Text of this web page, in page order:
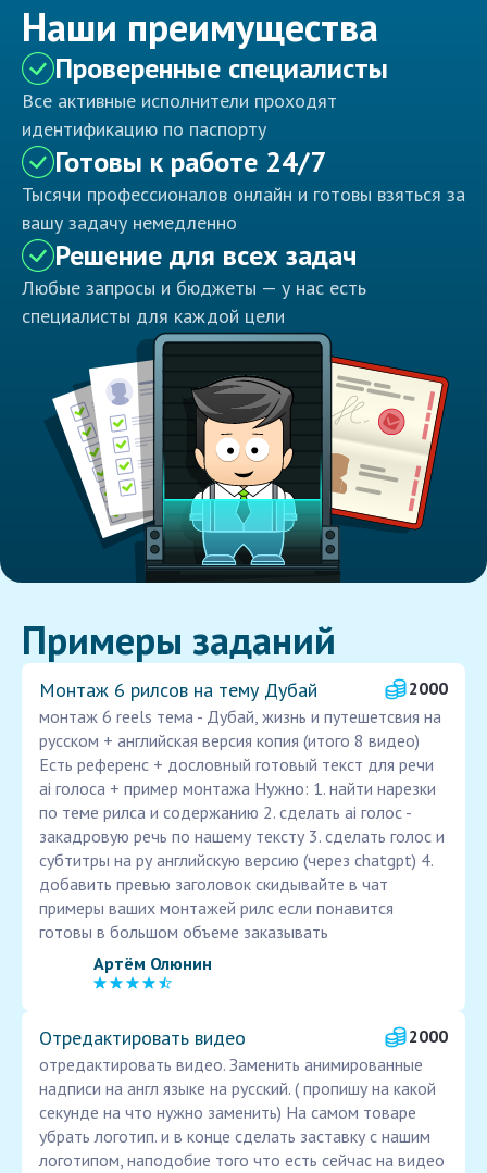
Наши преимущества
Проверенные специалисты
Все активные исполнители проходят
идентификацию по паспорту
Готовы к работе 24/7
Тысячи профессионалов онлайн и готовы взяться за
вашу задачу немедленно
Решение для всех задач
Любые запросы и бюджеты — у нас есть
специалисты для каждой цели
Примеры заданий
Монтаж 6 рилсов на тему Дубай
2000
монтаж 6 reels тема - Дубай, жизнь и путешетсвия на
русском + английская версия копия (итого 8 видео)
Есть референс + дословный готовый текст для речи
ai голоса + пример монтажа Нужно: 1. найти нарезки
по теме рилса и содержанию 2. сделать ai голос -
закадровую речь по нашему тексту 3. сделать голос и
субтитры на ру английскую версию (через chatgpt) 4.
добавить превью заголовок скидывайте в чат
примеры ваших монтажей рилс если понавится
готовы в большом объеме заказывать
Артём Олюнин
Отредактировать видео
2000
отредактировать видео. Заменить анимированные
надписи на англ языке на русский. ( пропишу на какой
секунде на что нужно заменить) На самом товаре
убрать логотип. и в конце сделать заставку с нашим
логотипом, наподобие того что есть сейчас на видео